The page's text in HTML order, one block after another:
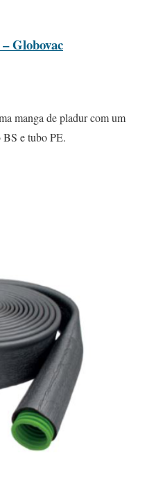
Globovac
manga de pladur com um
BS e tubo PE.